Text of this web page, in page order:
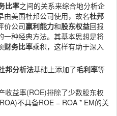
比率之间的关系来综合地分析企
由美国杜邦公司使用，故名杜邦
价公司赢利能力和股东权益回报
一种经典方法。其基本思想是将
财务比率乘积，这样有助于深入
邦分析法基础上添加了毛利率等
收益率(ROE)排除了少数股东权
不具备ROE = ROA * EM的关